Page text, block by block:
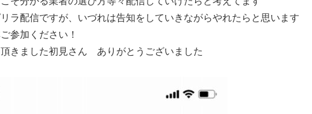
ラ配信ですが、いづれは告知をしていきながらやれたらと思います
参加ください！
頂きました初見さん ありがとうございました